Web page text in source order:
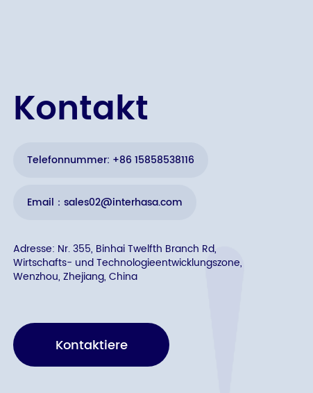
Kontakt
Telefonnummer: +86 15858538116
Email：sales02@interhasa.com
Adresse: Nr. 355, Binhai Twelfth Branch Rd,
Wirtschafts- und Technologieentwicklungszone,
Wenzhou, Zhejiang, China
Kontaktiere